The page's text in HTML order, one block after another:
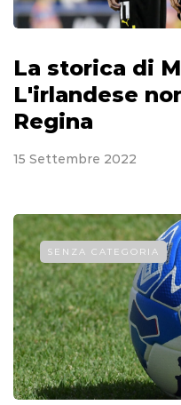
La storica di
L'irlandese
Regina
15 Settembre 2022
SENZA CATEGORIA